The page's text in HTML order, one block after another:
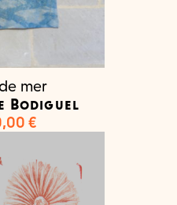
mer
Bodiguel
€